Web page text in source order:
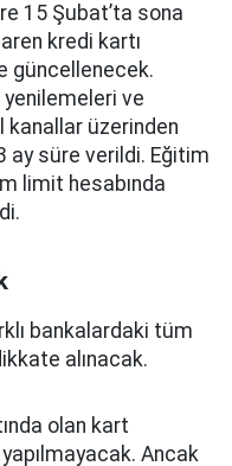
15 Şubat’ta sona
kredi kartı
güncellenecek.
yenilemeleri ve
üzerinden
ay süre verildi. Eğitim
limit hesabında
bankalardaki tüm
alınacak.
olan kart
Ancak